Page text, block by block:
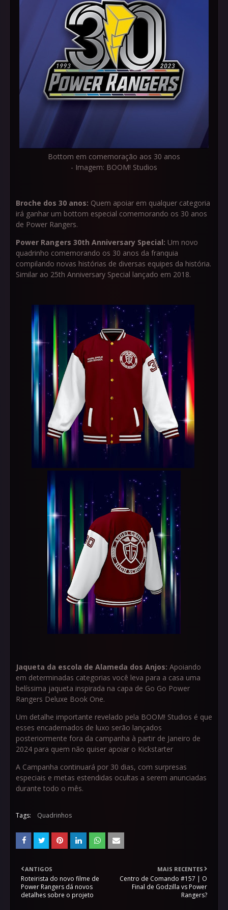
Bottom em comemoração aos 30 anos
- Imagem: BOOM! Studios
Broche dos 30 anos: Quem apoiar em qualquer categoria
irá ganhar um bottom especial comemorando os 30 anos
de Power Rangers.
Power Rangers 30th Anniversary Special: Um novo
quadrinho comemorando os 30 anos da franquia
compilando novas histórias de diversas equipes da história.
Similar ao 25th Anniversary Special lançado em 2018.
Jaqueta da escola de Alameda dos Anjos: Apoiando
em determinadas categorias você leva para a casa uma
belíssima jaqueta inspirada na capa de Go Go Power
Rangers Deluxe Book One.
Um detalhe importante revelado pela BOOM! Studios é que
esses encadernados de luxo serão lançados
posteriormente fora da campanha à partir de Janeiro de
2024 para quem não quiser apoiar o Kickstarter
A Campanha continuará por 30 dias, com surpresas
especiais e metas estendidas ocultas a serem anunciadas
durante todo o mês.
Tags: Quadrinhos
MAIS RECENTES
Centro de Comando #157 | O
Final de Godzilla vs Power
Rangers?
ANTIGOS
Roteirista do novo filme de
Power Rangers dá novos
detalhes sobre o projeto